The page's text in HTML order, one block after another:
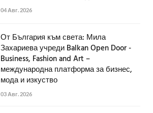
04 Авг. 2026
От България към света: Мила
Захариева учреди Balkan Open Door -
Business, Fashion and Art –
международна платформа за бизнес,
мода и изкуство
03 Авг. 2026